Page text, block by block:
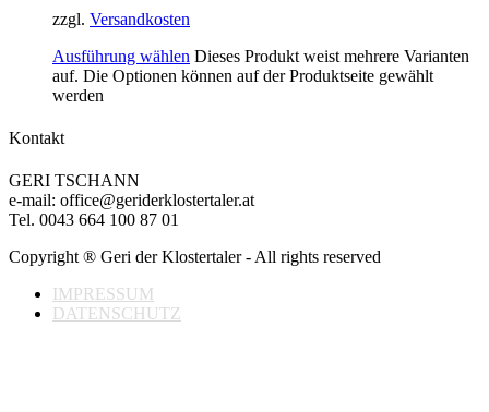
zzgl. Versandkosten
Ausführung wählen Dieses Produkt weist mehrere Varianten
auf. Die Optionen können auf der Produktseite gewählt
werden
Kontakt
GERI TSCHANN
e-mail: office@geriderklostertaler.at
Tel. 0043 664 100 87 01
Copyright ® Geri der Klostertaler - All rights reserved
IMPRESSUM
DATENSCHUTZ